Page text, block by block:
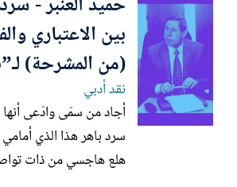
والأباضية، والصفرية،
آخر...
بين الاعتباري
(من المشرحة)
نقد أدبي
أجاد من سمّى وادّعى
سرد باهر هذا الذي
هلع هاجسي من ذات